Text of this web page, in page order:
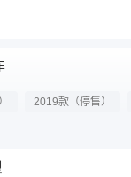
2019款（停售）